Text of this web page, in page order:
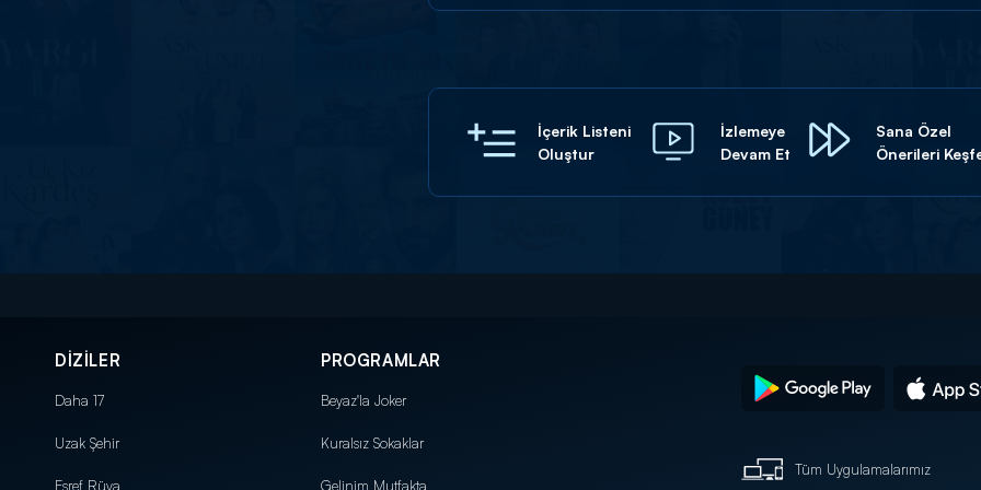
İçerik Listeni
Oluştur
İzlemeye
Devam Et
Sana Özel
Önerileri
DİZİLER
Daha 17
Uzak Şehir
Eşref Rüya
PROGRAMLAR
Beyaz'la Joker
Kuralsız Sokaklar
Gelinim Mutfakta
Tüm Uygulamalarımız